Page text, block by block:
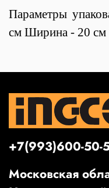
Параметры
см Ширина - 20 см
+7(993)600-50-
Московская